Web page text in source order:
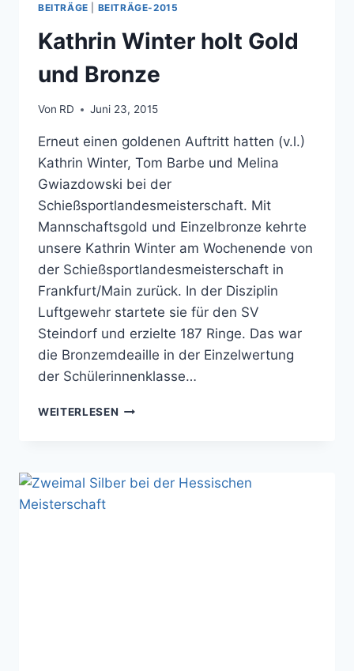
BEITRÄGE BEITRÄGE-2015
Kathrin Winter holt Gold
und Bronze
Von RD Juni 23, 2015
Erneut einen goldenen Auftritt hatten (v.l.)
Kathrin Winter, Tom Barbe und Melina
Gwiazdowski bei der
Schießsportlandesmeisterschaft. Mit
Mannschaftsgold und Einzelbronze kehrte
unsere Kathrin Winter am Wochenende von
der Schießsportlandesmeisterschaft in
Frankfurt/Main zurück. In der Disziplin
Luftgewehr startete sie für den SV
Steindorf und erzielte 187 Ringe. Das war
die Bronzemdeaille in der Einzelwertung
der Schülerinnenklasse…
WEITERLESEN KATHRIN
BRONZE